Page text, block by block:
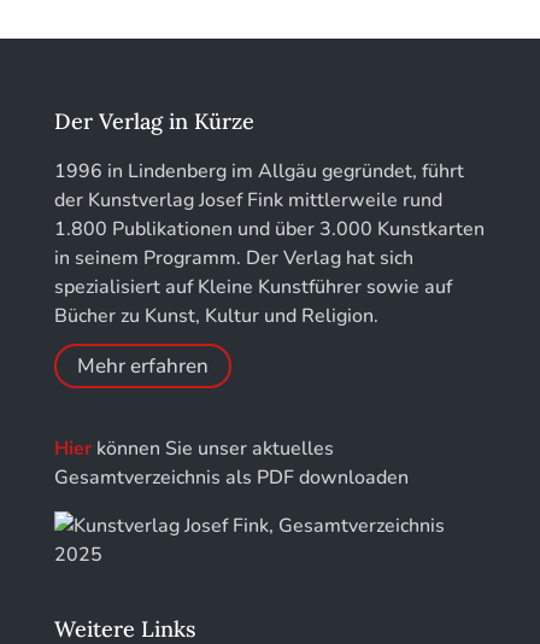
Kunstführer K
Kunstführer M
Kunstführer NO
Kunstführer PQ
Kunstführer R
Kunstführer Sch
Kunstführer St
löhe:porträts
Jahresschriften der DGC Deutsche Gesellschaft
für Chronometrie
Jahrbuch der Stiftung Thüringer Schlösser und
Gärten
Der Verlag in Kürze
1996 in Lindenberg im Allgäu gegründet, führt
der Kunstverlag Josef Fink mittlerweile rund
1.800 Publikationen und über 3.000 Kunstkarten
in seinem Programm. Der Verlag hat sich
spezialisiert auf Kleine Kunstführer sowie auf
Bücher zu Kunst, Kultur und Religion.
Mehr erfahren
Hierkönnen Sie unser aktuelles
Gesamtverzeichnis als PDF downloaden
Weitere Links